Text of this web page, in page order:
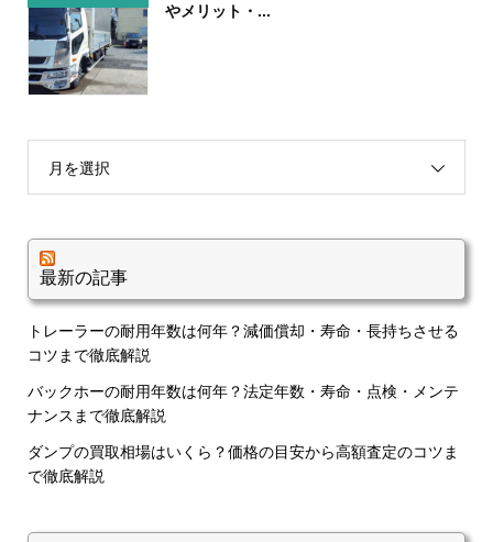
やメリット・...
月を選択
最新の記事
トレーラーの耐用年数は何年？減価償却・寿命・長持ちさせる
コツまで徹底解説
バックホーの耐用年数は何年？法定年数・寿命・点検・メンテ
ナンスまで徹底解説
ダンプの買取相場はいくら？価格の目安から高額査定のコツま
で徹底解説